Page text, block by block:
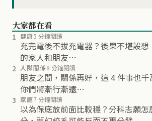
大家都在看
1 健康5 分鐘閱讀
充完電後不拔充電器？後果不堪設
的家人和朋友…
2 人際關係8 分鐘閱讀
朋友之間，關係再好，這 4 件事也
你們將漸行漸遠…
3 家庭7 分鐘閱讀
以為保底放前面比較穩？分科志願